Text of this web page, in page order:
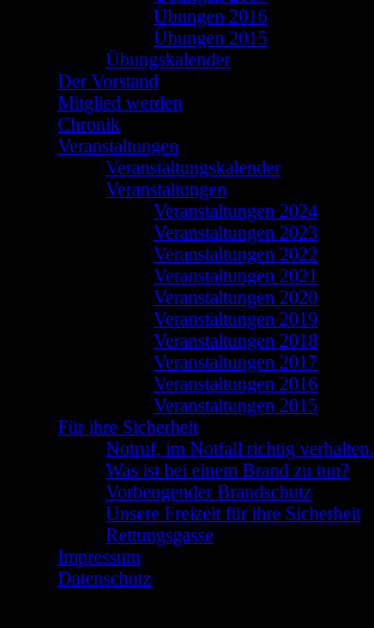
Übungen 2016
Übungen 2015
Übungskalender
Der Vorstand
Mitglied werden
Chronik
Veranstaltungen
Veranstaltungskalender
Veranstaltungen
Veranstaltungen 2024
Veranstaltungen 2023
Veranstaltungen 2022
Veranstaltungen 2021
Veranstaltungen 2020
Veranstaltungen 2019
Veranstaltungen 2018
Veranstaltungen 2017
Veranstaltungen 2016
Veranstaltungen 2015
Für ihre Sicherheit
Notruf, im Notfall richtig verhalten.
Was ist bei einem Brand zu tun?
Vorbeugender Brandschutz
Unsere Freizeit für ihre Sicherheit
Rettungsgasse
Impressum
Datenschutz